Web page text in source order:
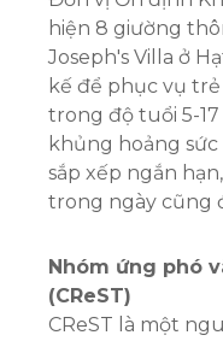
hiện 8 giường
Joseph's Villa ở
kế để phục vụ
trong độ tuổi 5-
khủng hoảng
sắp xếp ngắn
trong ngày cũng
Nhóm ứng phó
(CReST)
CReST là một